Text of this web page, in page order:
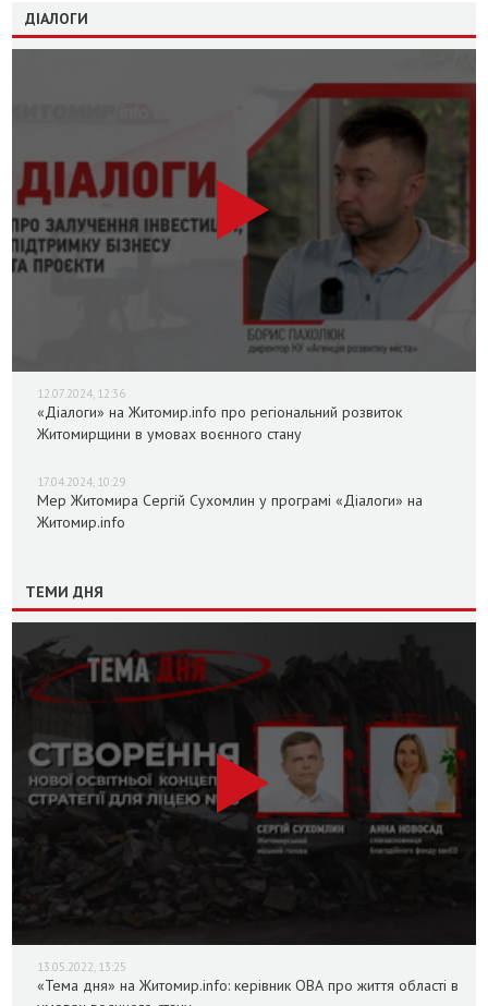
ДІАЛОГИ
12.07.2024, 12:36
«Діалоги» на Житомир.info про регіональний розвиток
Житомирщини в умовах воєнного стану
17.04.2024, 10:29
Мер Житомира Сергій Сухомлин у програмі «Діалоги» на
Житомир.info
ТЕМИ ДНЯ
13.05.2022, 13:25
«Тема дня» на Житомир.info: керівник ОВА про життя області в